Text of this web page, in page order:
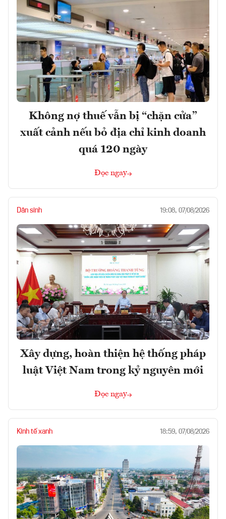
Không nợ thuế vẫn bị “chặn cửa”
xuất cảnh nếu bỏ địa chỉ kinh doanh
quá 120 ngày
Đọc ngay
Dân sinh 19:08, 07/08/2026
Xây dựng, hoàn thiện hệ thống pháp
luật Việt Nam trong kỷ nguyên mới
Đọc ngay
Kinh tế xanh 18:59, 07/08/2026